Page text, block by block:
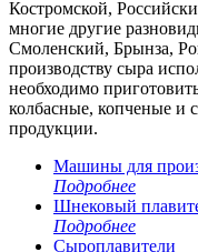
Костромской,
многие другие
Смоленский, Брынза,
производству сыра
необходимо
колбасные, копченые и
продукции.
Машины для
Подробнее
Шнековый
Подробнее
Сыроплавители